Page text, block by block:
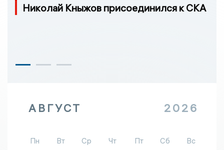
Николай Кныжов присоединился к СКА
АВГУСТ 2026
Пн Вт Ср Чт Пт Сб
Вс